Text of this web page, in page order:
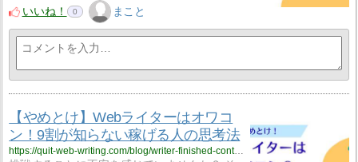
いいね！
0 まこと
【やめとけ】Webライターはオワコ
ン！9割が知らない稼げる人の思考法
https://quit-web-writing.com/blog/writer-finished-content/